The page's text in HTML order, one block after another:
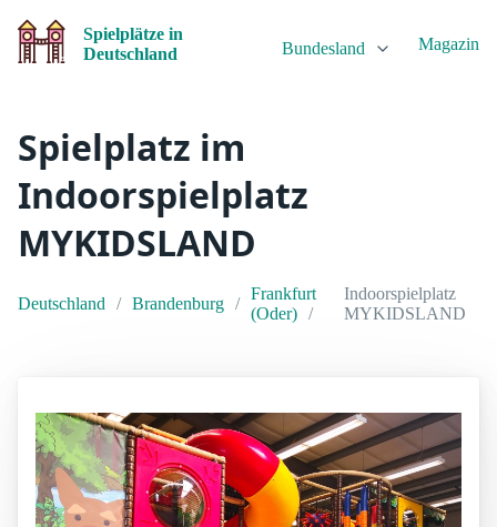
Spielplätze in
Deutschland
Bundesland Magazin
Spielplatz im
Indoorspielplatz
MYKIDSLAND
Deutschland Brandenburg
Frankfurt
(Oder)
Indoorspielplatz
MYKIDSLAND